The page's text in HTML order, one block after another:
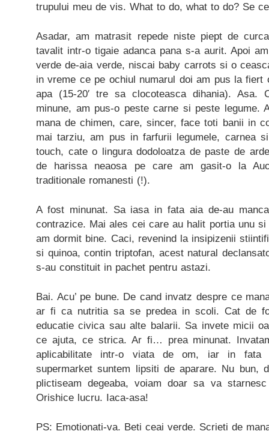
trupului meu de vis. What to do, what to do? Se
Asadar, am matrasit repede niste piept de
tavalit intr-o tigaie adanca pana s-a aurit. Apoi
verde de-aia verde, niscai baby carrots si o
in vreme ce pe ochiul numarul doi am pus la fiert
apa (15-20′ tre sa clocoteasca dihania). Asa.
minune, am pus-o peste carne si peste legume.
mana de chimen, care, sincer, face toti banii in
mai tarziu, am pus in farfurii legumele, carnea
touch, cate o lingura dodoloatza de paste de
de harissa neaosa pe care am gasit-o la
traditionale romanesti (!).
A fost minunat. Sa iasa in fata aia de-au
contrazice. Mai ales cei care au halit portia unu
am dormit bine. Caci, revenind la insipizenii
si quinoa, contin triptofan, acest natural
s-au constituit in pachet pentru astazi.
Bai. Acu’ pe bune. De cand invatz despre ce
ar fi ca nutritia sa se predea in scoli. Cat de
educatie civica sau alte balarii. Sa invete micii
ce ajuta, ce strica. Ar fi… prea minunat.
aplicabilitate intr-o viata de om, iar in fata
supermarket suntem lipsiti de aparare. Nu bun,
plictiseam degeaba, voiam doar sa va
Orishice lucru. Iaca-asa!
PS: Emotionati-va. Beti ceai verde. Scrieti de